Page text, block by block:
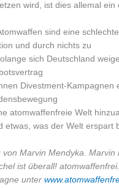
wird, ist dies allemal ein
sind eine schlechte
und durch nichts zu
sich Deutschland
Divestment-Kampagnen
atomwaffenfreie Welt
etwas, was der Welt erspart
von Marvin Mendyka. Marvin
ist überall!
unter